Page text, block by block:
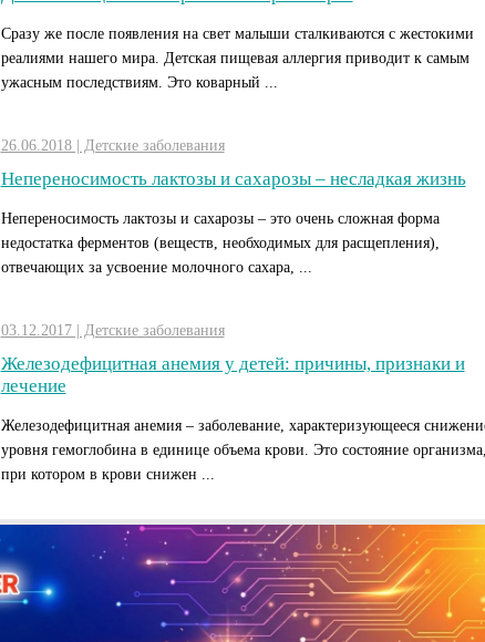
Сразу же после появления на свет малыши сталкиваются с жестокими
реалиями нашего мира. Детская пищевая аллергия приводит к самым
ужасным последствиям. Это коварный ...
26.06.2018 | Детские заболевания
Непереносимость лактозы и сахарозы – несладкая жизнь
Непереносимость лактозы и сахарозы – это очень сложная форма
недостатка ферментов (веществ, необходимых для расщепления),
отвечающих за усвоение молочного сахара, ...
03.12.2017 | Детские заболевания
Железодефицитная анемия у детей: причины, признаки и
лечение
Железодефицитная анемия – заболевание, характеризующееся
уровня гемоглобина в единице объема крови. Это состояние организма,
при котором в крови снижен ...